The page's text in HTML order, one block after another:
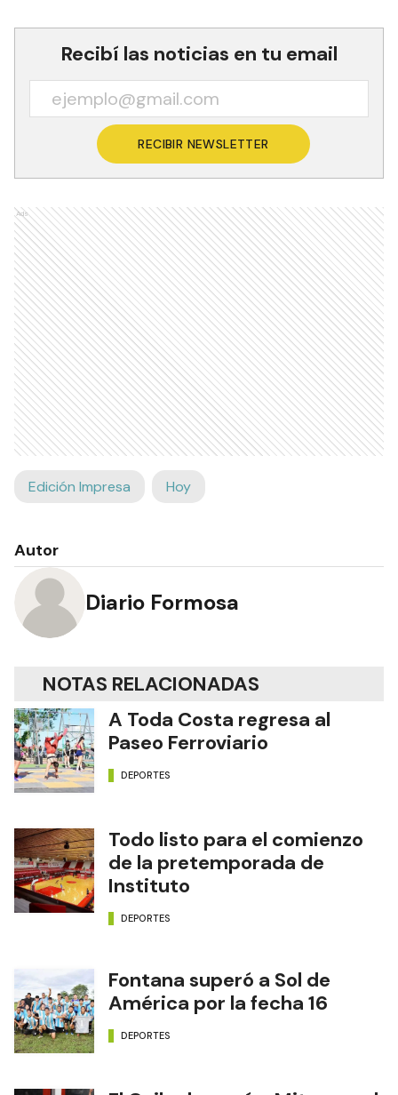
Recibí las noticias en tu email
RECIBIR NEWSLETTER
Ads
Edición Impresa Hoy
Autor
Diario Formosa
NOTAS RELACIONADAS
A Toda Costa regresa al
Paseo Ferroviario
DEPORTES
Todo listo para el comienzo
de la pretemporada de
Instituto
DEPORTES
Fontana superó a Sol de
América por la fecha 16
DEPORTES